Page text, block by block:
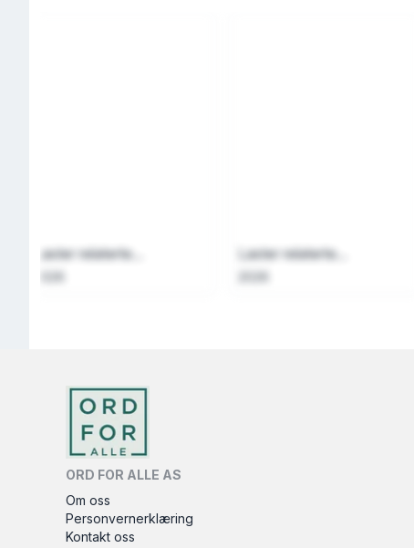
Laster relaterte... Laster relaterte...
ORD FOR ALLE AS
Om oss
Personvernerklæring
Kontakt oss